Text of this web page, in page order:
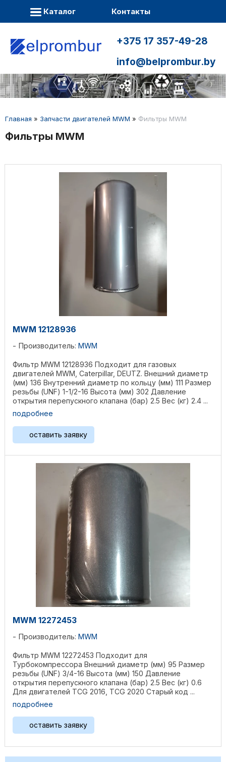
Каталог Контакты
+375 17 357-49-28
info@belprombur.by
Главная » Запчасти двигателей MWM » Фильтры MWM
Фильтры MWM
MWM 12128936
Производитель: MWM
Фильтр MWM 12128936 Подходит для газовых
двигателей MWM, Caterpillar, DEUTZ. Внешний диаметр
(мм) 136 Внутренний диаметр по кольцу (мм) 111 Размер
резьбы (UNF) 1-1/2-16 Высота (мм) 302 Давление
открытия перепускного клапана (бар) 2.5 Вес (кг) 2.4 ...
подробнее
оставить заявку
MWM 12272453
Производитель: MWM
Фильтр MWM 12272453 Подходит для
Турбокомпрессора Внешний диаметр (мм) 95 Размер
резьбы (UNF) 3/4-16 Высота (мм) 150 Давление
открытия перепускного клапана (бар) 2.5 Вес (кг) 0.6
Для двигателей TCG 2016, TCG 2020 Старый код ...
подробнее
оставить заявку